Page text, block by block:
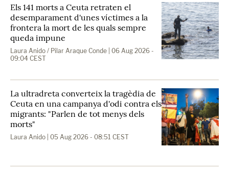
Els 141 morts a Ceuta retraten el
desemparament d'unes víctimes a la
frontera la mort de les quals sempre
queda impune
Laura Anido / Pilar Araque Conde | 06 Aug 2026 -
09:04 CEST
La ultradreta converteix la tragèdia de
Ceuta en una campanya d'odi contra els
migrants: "Parlen de tot menys dels
morts"
Laura Anido | 05 Aug 2026 - 08:51 CEST